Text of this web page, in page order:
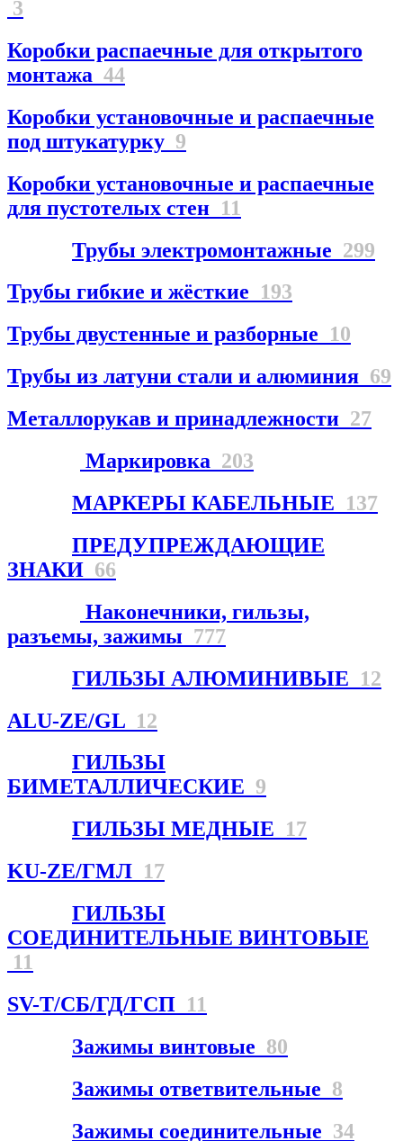
3
Коробки распаечные для открытого
монтажа 44
Коробки установочные и распаечные
под штукатурку 9
Коробки установочные и распаечные
для пустотелых стен 11
Трубы электромонтажные 299
Трубы гибкие и жёсткие 193
Трубы двустенные и разборные 10
Трубы из латуни стали и алюминия 69
Металлорукав и принадлежности 27
Маркировка 203
МАРКЕРЫ КАБЕЛЬНЫЕ 137
ПРЕДУПРЕЖДАЮЩИЕ
ЗНАКИ 66
Наконечники, гильзы,
разъемы, зажимы 777
ГИЛЬЗЫ АЛЮМИНИВЫЕ 12
ALU-ZE/GL 12
ГИЛЬЗЫ
БИМЕТАЛЛИЧЕСКИЕ 9
ГИЛЬЗЫ МЕДНЫЕ 17
KU-ZE/ГМЛ 17
ГИЛЬЗЫ
СОЕДИНИТЕЛЬНЫЕ ВИНТОВЫЕ
11
SV-T/СБ/ГД/ГСП 11
Зажимы винтовые 80
Зажимы ответвительные 8
Зажимы соединительные 34